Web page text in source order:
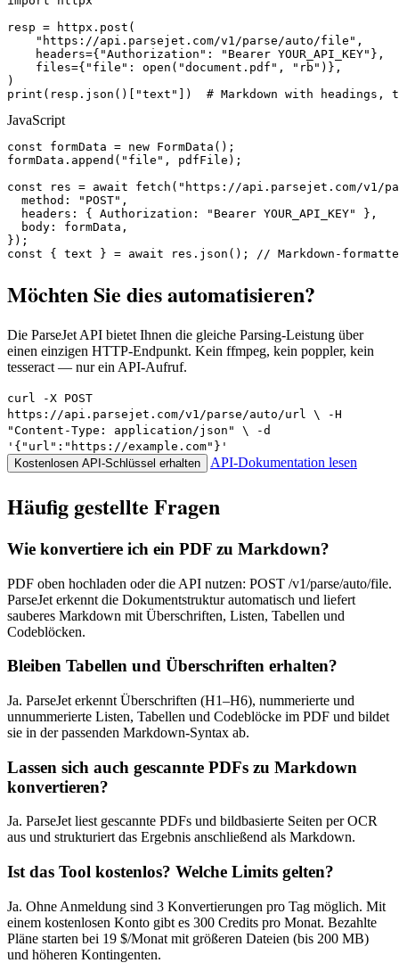
resp = httpx.post(
    "https://api.parsejet.com/v1/parse/auto/file",
    headers={"Authorization": "Bearer YOUR_API_KEY"},
    files={"file": open("document.pdf", "rb")},
)
print(resp.json()["text"])  # Markdown with headings,
JavaScript
const formData = new FormData();
formData.append("file", pdfFile);
const res = await fetch("https://api.parsejet.com/v1/
  method: "POST",
  headers: { Authorization: "Bearer YOUR_API_KEY" },
  body: formData,
});
const { text } = await res.json(); // Markdown-
Möchten Sie dies automatisieren?
Die ParseJet API bietet Ihnen die gleiche Parsing-Leistung über
einen einzigen HTTP-Endpunkt. Kein ffmpeg, kein poppler, kein
tesseract — nur ein API-Aufruf.
curl -X POST
https://api.parsejet.com/v1/parse/auto/url \ -H
"Content-Type: application/json" \ -d
'{"url":"https://example.com"}'
Kostenlosen API-Schlüssel erhalten
API-Dokumentation lesen
Häufig gestellte Fragen
Wie konvertiere ich ein PDF zu Markdown?
PDF oben hochladen oder die API nutzen: POST /v1/parse/auto/file.
ParseJet erkennt die Dokumentstruktur automatisch und liefert
sauberes Markdown mit Überschriften, Listen, Tabellen und
Codeblöcken.
Bleiben Tabellen und Überschriften erhalten?
Ja. ParseJet erkennt Überschriften (H1–H6), nummerierte und
unnummerierte Listen, Tabellen und Codeblöcke im PDF und bildet
sie in der passenden Markdown-Syntax ab.
Lassen sich auch gescannte PDFs zu Markdown
konvertieren?
Ja. ParseJet liest gescannte PDFs und bildbasierte Seiten per OCR
aus und strukturiert das Ergebnis anschließend als Markdown.
Ist das Tool kostenlos? Welche Limits gelten?
Ja. Ohne Anmeldung sind 3 Konvertierungen pro Tag möglich. Mit
einem kostenlosen Konto gibt es 300 Credits pro Monat. Bezahlte
Pläne starten bei 19 $/Monat mit größeren Dateien (bis 200 MB)
und höheren Kontingenten.